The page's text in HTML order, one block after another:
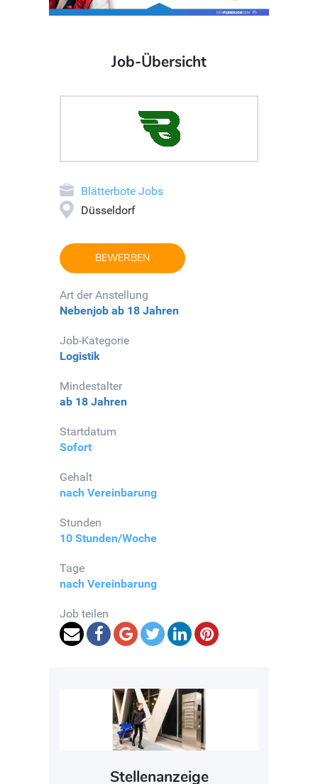
Job-Übersicht
Blätterbote Jobs
Düsseldorf
BEWERBEN
Art der Anstellung
Nebenjob ab 18 Jahren
Job-Kategorie
Logistik
Mindestalter
ab 18 Jahren
Startdatum
Sofort
Gehalt
nach Vereinbarung
Stunden
10 Stunden/Woche
Tage
nach Vereinbarung
Job teilen
Stellenanzeige